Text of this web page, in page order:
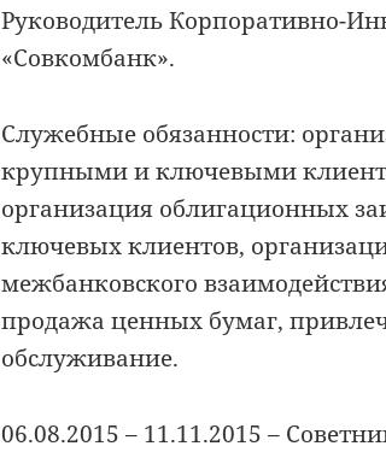
Руководитель Корпоративно-
«Совкомбанк».
Служебные обязанности:
крупными и ключевыми
организация облигационных
ключевых клиентов,
межбанковского
продажа ценных бумаг,
обслуживание.
06.08.2015 – 11.11.2015 –